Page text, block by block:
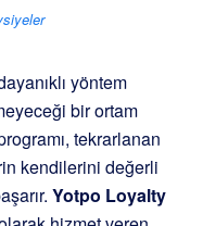
yöntem
bir ortam
tekrarlanan
kendilerini değerli
Yotpo Loyalty